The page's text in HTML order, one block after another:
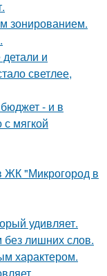
зонированием.
и
светлее,
- и в
с мягкой
ЖК "Микрогород в
удивляет.
лишних слов.
характером.